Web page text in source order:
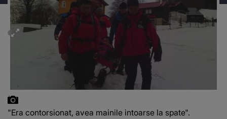
"Era contorsionat, avea mainile intoarse la spate".